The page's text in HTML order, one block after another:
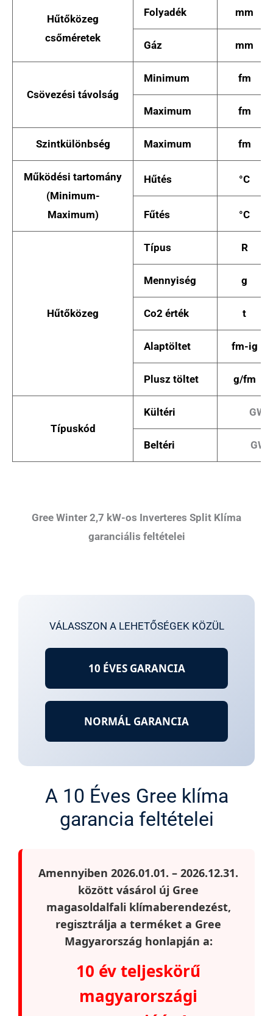
Hűtőközeg
csőméretek
Folyadék mm
Gáz mm
Csövezési távolság
Minimum fm
Maximum fm
Szintkülönbség Maximum fm
Működési tartomány
(Minimum-
Maximum)
Hűtés °C
Fűtés °C
Hűtőközeg
Típus R
Mennyiség g
Co2 érték t
Alaptöltet fm-ig
Plusz töltet g/fm
Típuskód
Kültéri
Beltéri
Gree Winter 2,7 kW-os Inverteres Split Klíma
garanciális feltételei
VÁLASSZON A LEHETŐSÉGEK KÖZÜL
10 ÉVES GARANCIA
NORMÁL GARANCIA
A 10 Éves Gree klíma
garancia feltételei
Amennyiben 2026.01.01. – 2026.12.31.
között vásárol új Gree
magasoldalfali klímaberendezést,
regisztrálja a terméket a Gree
Magyarország honlapján a:
10 év teljeskörű
magyarországi